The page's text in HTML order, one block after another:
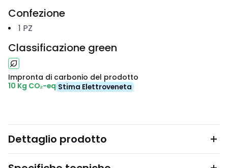
Confezione
1 PZ
Classificazione green
Impronta di carbonio del prodotto
10 Kg CO₂-eq Stima Elettroveneta
Dettaglio prodotto